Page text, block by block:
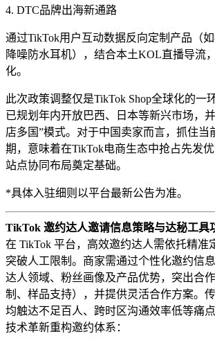
4. DTC品牌出海新通路
通过TikTok用户互动数据反向定制产品（
降噪防水耳机），结合本土KOL直播导流
化。
此次政策调整仅是TikTok Shop全球化的一
已规划年内开放巴西、日本等新兴市场，
店多国”模式。对于中国卖家而言，抓住当
期，意味着在TikTok电商生态中抢占先发
站点协同布局奠定基础。
*具体入驻细则以平台最新公告为准。
TikTok 邀约达人邀请信息策略与达秘工具
在 TikTok 平台，高效邀约达人需依托精准
突破人工限制。商家需通过个性化邀约信
达人领域、粉丝画像及产品优势，突出合
制、样品支持），并提供灵活合作方案。
均触达不足百人、跨时区沟通效率低等痛
技术革新重构邀约体系：